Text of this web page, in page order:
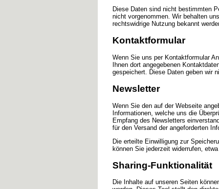
Diese Daten sind nicht bestimmten
nicht vorgenommen. Wir behalten
rechtswidrige Nutzung bekannt
Kontaktformular
Wenn Sie uns per Kontaktformular
Ihnen dort angegebenen
gespeichert. Diese Daten geben wir
Newsletter
Wenn Sie den auf der Webseite
Informationen, welche uns die
Empfang des Newsletters
für den Versand der angeforderten
Die erteilte Einwilligung zur
können Sie jederzeit widerrufen,
Sharing-Funktionalität
Die Inhalte auf unseren Seiten